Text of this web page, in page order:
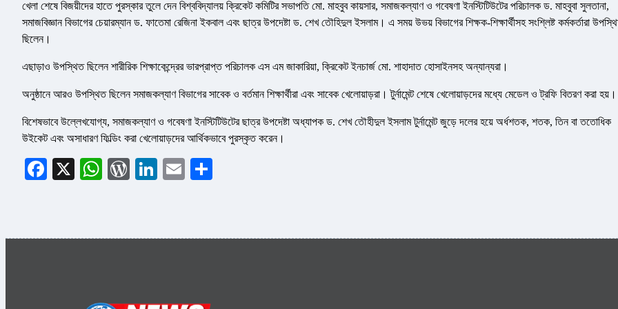
খেলা শেষে বিজয়ীদের হাতে পুরস্কার তুলে দেন বিশ্ববিদ্যালয় ক্রিকেট কমিটির সভাপতি মো. মাহবুব কায়সার, সমাজকল্যাণ ও গবেষণা ইনস্টিটিউটের পরিচালক ড. মাহবুবা সুলতানা,
সমাজবিজ্ঞান বিভাগের চেয়ারম্যান ড. ফাতেমা রেজিনা ইকবাল এবং ছাত্র উপদেষ্টা ড. শেখ তৌহিদুল ইসলাম। এ সময় উভয় বিভাগের শিক্ষক-শিক্ষার্থীসহ সংশ্লিষ্ট কর্মকর্তারা
ছিলেন।
এছাড়াও উপস্থিত ছিলেন শারীরিক শিক্ষাকেন্দ্রের ভারপ্রাপ্ত পরিচালক এস এম জাকারিয়া, ক্রিকেট ইনচার্জ মো. শাহাদাত হোসাইনসহ অন্যান্যরা।
অনুষ্ঠানে আরও উপস্থিত ছিলেন সমাজকল্যাণ বিভাগের সাবেক ও বর্তমান শিক্ষার্থীরা এবং সাবেক খেলোয়াড়রা। টুর্নামেন্ট শেষে খেলোয়াড়দের মধ্যে মেডেল ও ট্রফি বিতরণ করা হয়।
বিশেষভাবে উল্লেখযোগ্য, সমাজকল্যাণ ও গবেষণা ইনস্টিটিউটের ছাত্র উপদেষ্টা অধ্যাপক ড. শেখ তৌহীদুল ইসলাম টুর্নামেন্ট জুড়ে দলের হয়ে অর্ধশতক, শতক, তিন বা ততোধিক
উইকেট এবং অসাধারণ ফিল্ডিং করা খেলোয়াড়দের আর্থিকভাবে পুরস্কৃত করেন।
Facebook
X WhatsApp
WordPress
LinkedIn
Email